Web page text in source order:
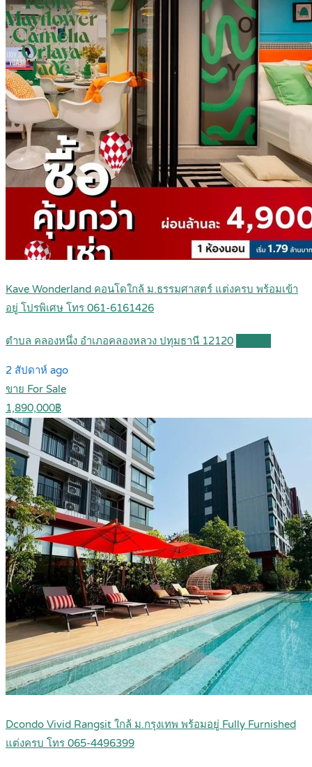
Kave Wonderland คอนโดใกล้ ม.ธรรมศาสตร์ แต่งครบ พร้อมเข้า
อยู่ โปรพิเศษ โทร 061-6161426
ตำบล คลองหนึ่ง อำเภอคลองหลวง ปทุมธานี 12120
2 สัปดาห์ ago
ขาย For Sale
1,890,000฿
Dcondo Vivid Rangsit ใกล้ ม.กรุงเทพ พร้อมอยู่ Fully Furnished
แต่งครบ โทร 065-4496399